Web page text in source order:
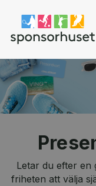
Letar du efter en
friheten att välja